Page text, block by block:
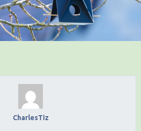
CharlesTiz